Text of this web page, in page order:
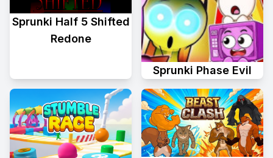
Sprunki Half 5 Shifted
Redone
Sprunki Phase Evil